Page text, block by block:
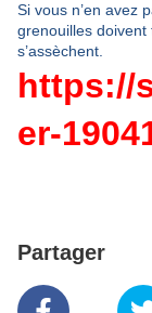
Si vous n’en avez
grenouilles doivent
s’assèchent.
https://
er-
Partager